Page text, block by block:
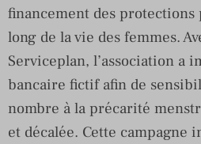
financement des
long de la vie des femmes.
Serviceplan, l’association a
bancaire fictif afin de
nombre à la précarité
et décalée. Cette campagne